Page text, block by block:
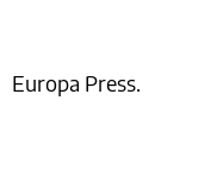
Europa Press.